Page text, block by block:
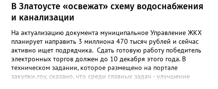
В Златоусте «освежат» схему водоснабжения
и канализации
На актуализацию документа муниципальное Управление ЖКХ
планирует направить 3 миллиона 470 тысяч рублей и сейчас
активно ищет подрядчика. Сдать готовую работу победитель
электронных торгов должен до 10 декабря этого года. В
техническом задании, которое размещено на портале
закупки.гоу, сказано, что среди главных задач - улучшение